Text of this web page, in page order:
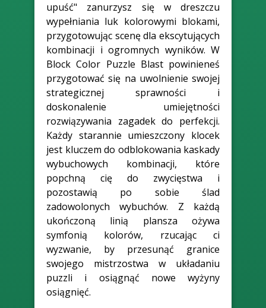
upuść" zanurzysz się w dreszczu
wypełniania luk kolorowymi blokami,
przygotowując scenę dla ekscytujących
kombinacji i ogromnych wyników. W
Block Color Puzzle Blast powinieneś
przygotować się na uwolnienie swojej
strategicznej sprawności i
doskonalenie umiejętności
rozwiązywania zagadek do perfekcji.
Każdy starannie umieszczony klocek
jest kluczem do odblokowania kaskady
wybuchowych kombinacji, które
popchną cię do zwycięstwa i
pozostawią po sobie ślad
zadowolonych wybuchów. Z każdą
ukończoną linią plansza ożywa
symfonią kolorów, rzucając ci
wyzwanie, by przesunąć granice
swojego mistrzostwa w układaniu
puzzli i osiągnąć nowe wyżyny
osiągnięć.